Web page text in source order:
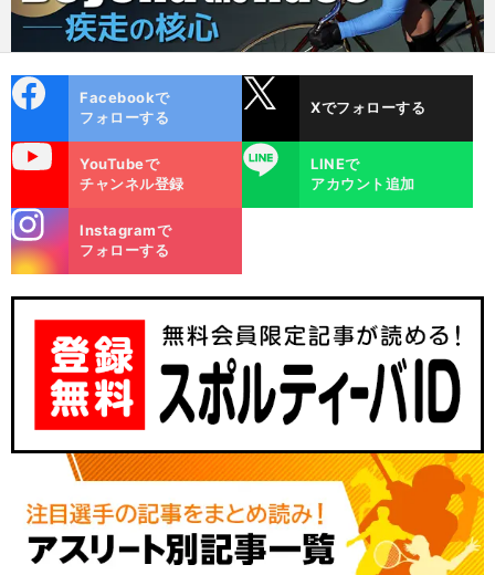
ok
Facebookで
フォローする
Xでフォローする
YouTubeで
チャンネル登録
LINE
LINEで
アカウント追加
m
Instagramで
フォローする